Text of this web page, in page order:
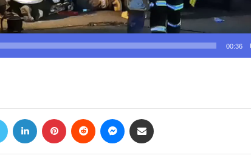
00:36